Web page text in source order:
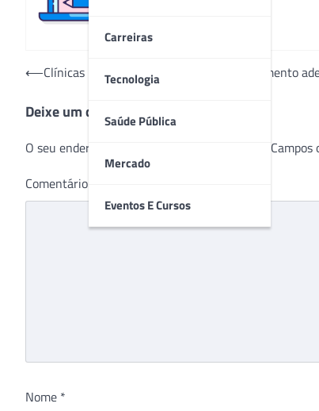
Carreiras
Tecnologia
Saúde Pública
Mercado
Eventos E Cursos
Navegação
Post
⟵Clínicas médicas e a importância do tratamento
Deixe um comentário
O seu endereço de e-mail não será publicado.
Comentário
Nome *